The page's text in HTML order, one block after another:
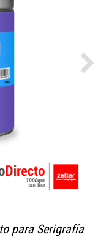
para Serigrafía